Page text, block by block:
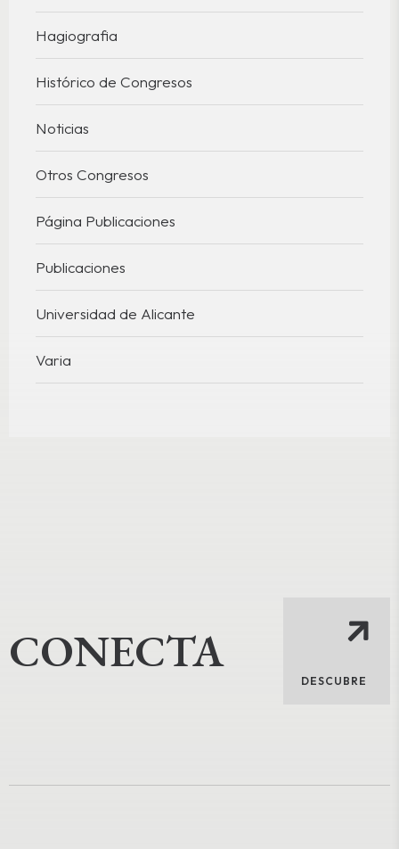
Hagiografia
Histórico de Congresos
Noticias
Otros Congresos
Página Publicaciones
Publicaciones
Universidad de Alicante
Varia
CONECTA
DESCUBRE